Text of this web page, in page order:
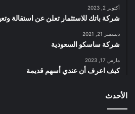
أكتوبر 2, 2023
شركة باتك للاستثمار تعلن عن استقالة
ديسمبر 21, 2021
شركة ساسكو السعودية
مارس 17, 2023
كيف اعرف أن عندي أسهم قديمة
الأحدث